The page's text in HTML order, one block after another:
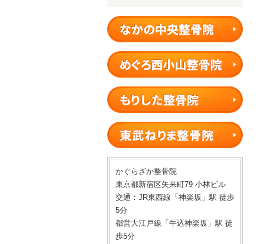
かぐらざか整骨院
東京都新宿区矢来町79 小林ビル
交通：JR東西線「神楽坂」駅 徒歩
5分
都営大江戸線「牛込神楽坂」駅 徒
歩5分